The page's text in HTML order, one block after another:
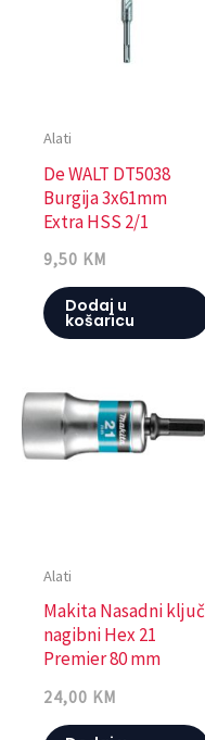
Alati
De WALT DT5038
Burgija 3x61mm
Extra HSS 2/1
9,50 KM
Dodaj u
košaricu
Alati
Makita Nasadni ključ
nagibni Hex 21
Premier 80 mm
24,00 KM